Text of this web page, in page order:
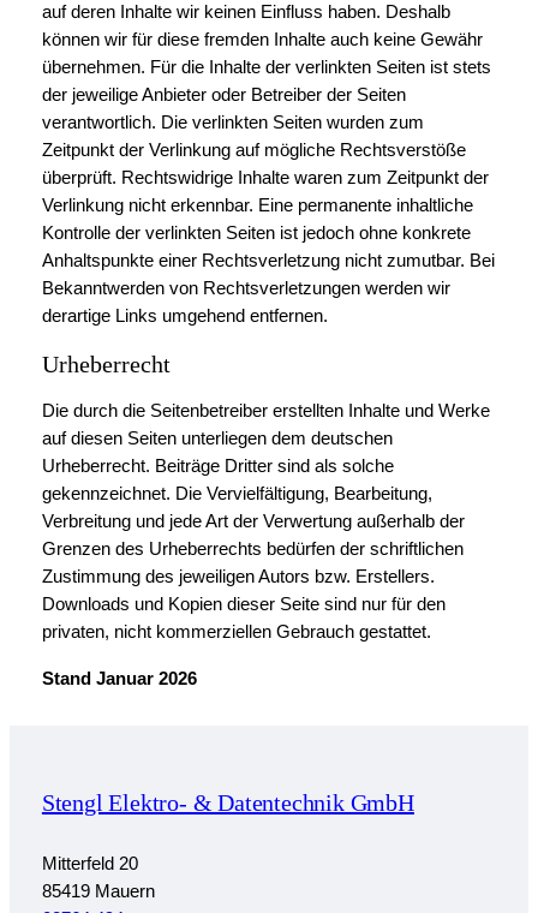
auf deren Inhalte wir keinen Einfluss haben. Deshalb
können wir für diese fremden Inhalte auch keine Gewähr
übernehmen. Für die Inhalte der verlinkten Seiten ist stets
der jeweilige Anbieter oder Betreiber der Seiten
verantwortlich. Die verlinkten Seiten wurden zum
Zeitpunkt der Verlinkung auf mögliche Rechtsverstöße
überprüft. Rechtswidrige Inhalte waren zum Zeitpunkt der
Verlinkung nicht erkennbar. Eine permanente inhaltliche
Kontrolle der verlinkten Seiten ist jedoch ohne konkrete
Anhaltspunkte einer Rechtsverletzung nicht zumutbar. Bei
Bekanntwerden von Rechtsverletzungen werden wir
derartige Links umgehend entfernen.
Urheberrecht
Die durch die Seitenbetreiber erstellten Inhalte und Werke
auf diesen Seiten unterliegen dem deutschen
Urheberrecht. Beiträge Dritter sind als solche
gekennzeichnet. Die Vervielfältigung, Bearbeitung,
Verbreitung und jede Art der Verwertung außerhalb der
Grenzen des Urheberrechts bedürfen der schriftlichen
Zustimmung des jeweiligen Autors bzw. Erstellers.
Downloads und Kopien dieser Seite sind nur für den
privaten, nicht kommerziellen Gebrauch gestattet.
Stand Januar 2026
Stengl Elektro- & Datentechnik GmbH
Mitterfeld 20
85419 Mauern